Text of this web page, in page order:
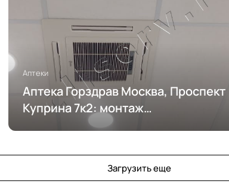
Аптеки
Аптека Горздрав Москва, Проспект
Куприна 7к2: монтаж
кондиционирования
Загрузить еще